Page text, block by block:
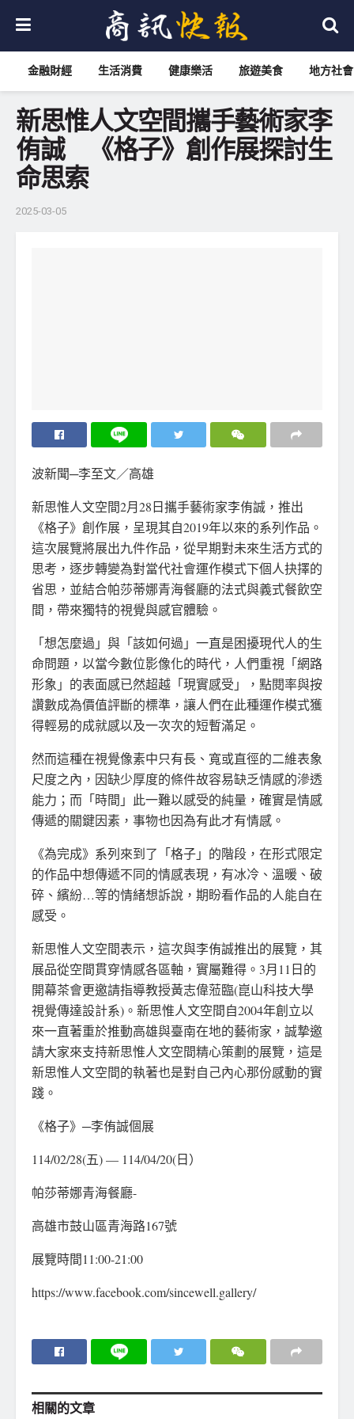
金融財經 生活消費 健康樂活 旅遊美食 地方社會
新思惟人文空間攜手藝術家李
侑誠 《格子》創作展探討生
命思索
2025-03-05
波新聞─李至文／高雄
新思惟人文空間2月28日攜手藝術家李侑誠，推出
《格子》創作展，呈現其自2019年以來的系列作品。
這次展覽將展出九件作品，從早期對未來生活方式的
思考，逐步轉變為對當代社會運作模式下個人抉擇的
省思，並結合帕莎蒂娜青海餐廳的法式與義式餐飲空
間，帶來獨特的視覺與感官體驗。
「想怎麼過」與「該如何過」一直是困擾現代人的生
命問題，以當今數位影像化的時代，人們重視「網路
形象」的表面感已然超越「現實感受」，點閱率與按
讚數成為價值評斷的標準，讓人們在此種運作模式獲
得輕易的成就感以及一次次的短暫滿足。
然而這種在視覺像素中只有長、寬或直徑的二維表象
尺度之內，因缺少厚度的條件故容易缺乏情感的滲透
能力；而「時間」此一難以感受的純量，確實是情感
傳遞的關鍵因素，事物也因為有此才有情感。
《為完成》系列來到了「格子」的階段，在形式限定
的作品中想傳遞不同的情感表現，有冰冷、溫暖、破
碎、繽紛…等的情緒想訴說，期盼看作品的人能自在
感受。
新思惟人文空間表示，這次與李侑誠推出的展覽，其
展品從空間貫穿情感各區軸，實屬難得。3月11日的
開幕茶會更邀請指導教授黃志偉蒞臨(崑山科技大學
視覺傳達設計系)。新思惟人文空間自2004年創立以
來一直著重於推動高雄與臺南在地的藝術家，誠摯邀
請大家來支持新思惟人文空間精心策劃的展覽，這是
新思惟人文空間的執著也是對自己內心那份感動的實
踐。
《格子》─李侑誠個展
114/02/28(五) — 114/04/20(日）
帕莎蒂娜青海餐廳-
高雄市鼓山區青海路167號
展覽時間11:00-21:00
https://www.facebook.com/sincewell.gallery/
相關的文章